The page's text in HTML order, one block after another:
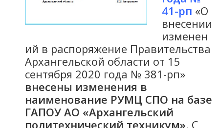
41-рп «О
внесении
изменен
ий в распоряжение Правительства
Архангельской области от 15
сентября 2020 года № 381-рп»
внесены изменения в
наименование РУМЦ СПО на базе
ГАПОУ АО «Архангельский
политехнический техникум». С